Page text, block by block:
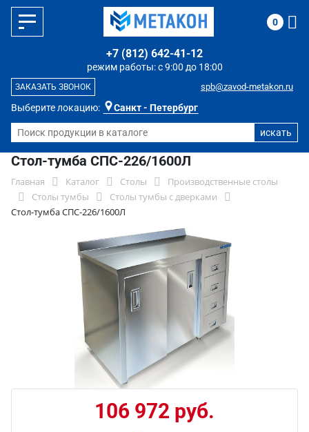
Выберите локацию: Санкт - Петербург
режим работы: с 9:00 до 18:00
+7 (812) 642-41-12
spb@zavod-metakon.ru
ЗАКАЗАТЬ ЗВОНОК
0
Стол-тумба СПС-226/1600Л
Главная Каталог Столы
Производственные столы
Столы тумбы
Столы тумбы с дверками
Стол-тумба СПС-226/1600Л
106 972 руб.